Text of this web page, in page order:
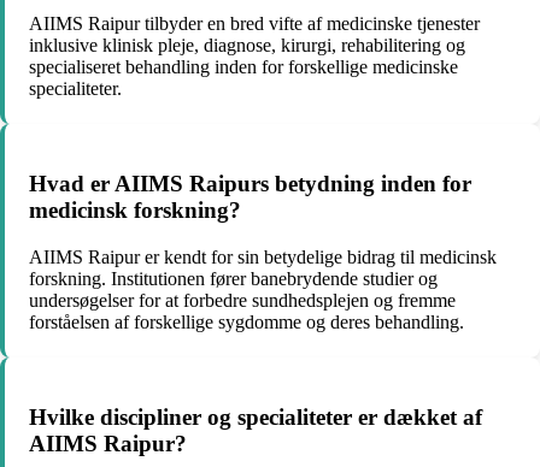
AIIMS Raipur tilbyder en bred vifte af medicinske tjenester
inklusive klinisk pleje, diagnose, kirurgi, rehabilitering og
specialiseret behandling inden for forskellige medicinske
specialiteter.
Hvad er AIIMS Raipurs betydning inden for
medicinsk forskning?
AIIMS Raipur er kendt for sin betydelige bidrag til medicinsk
forskning. Institutionen fører banebrydende studier og
undersøgelser for at forbedre sundhedsplejen og fremme
forståelsen af forskellige sygdomme og deres behandling.
Hvilke discipliner og specialiteter er dækket af
AIIMS Raipur?